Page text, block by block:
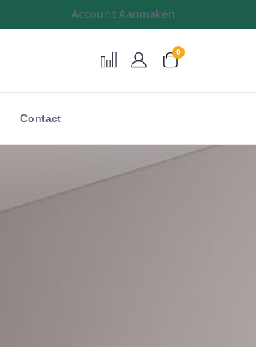
Account Aanmaken
Cart
0
Contact